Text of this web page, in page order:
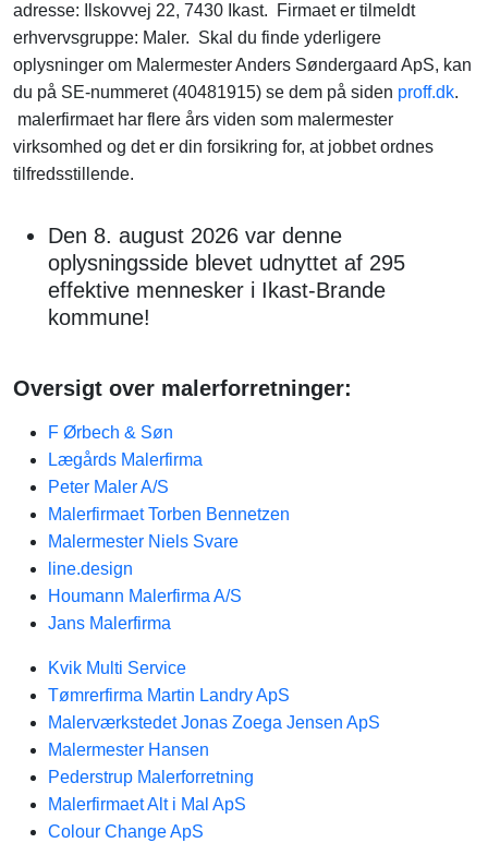
adresse: Ilskovvej 22, 7430 Ikast. Firmaet er tilmeldt
erhvervsgruppe: Maler. Skal du finde yderligere
oplysninger om Malermester Anders Søndergaard ApS, kan
du på SE-nummeret (40481915) se dem på siden proff.dk.
malerfirmaet har flere års viden som malermester
virksomhed og det er din forsikring for, at jobbet ordnes
tilfredsstillende.
Den 8. august 2026 var denne
oplysningsside blevet udnyttet af 295
effektive mennesker i Ikast-Brande
kommune!
Oversigt over malerforretninger:
F Ørbech & Søn
Lægårds Malerfirma
Peter Maler A/S
Malerfirmaet Torben Bennetzen
Malermester Niels Svare
line.design
Houmann Malerfirma A/S
Jans Malerfirma
Kvik Multi Service
Tømrerfirma Martin Landry ApS
Malerværkstedet Jonas Zoega Jensen ApS
Malermester Hansen
Pederstrup Malerforretning
Malerfirmaet Alt i Mal ApS
Colour Change ApS